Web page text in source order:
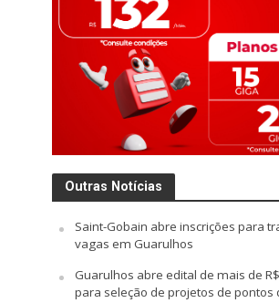
Outras Notícias
Saint-Gobain abre inscrições para
vagas em Guarulhos
Guarulhos abre edital de mais de
para seleção de projetos de pontos